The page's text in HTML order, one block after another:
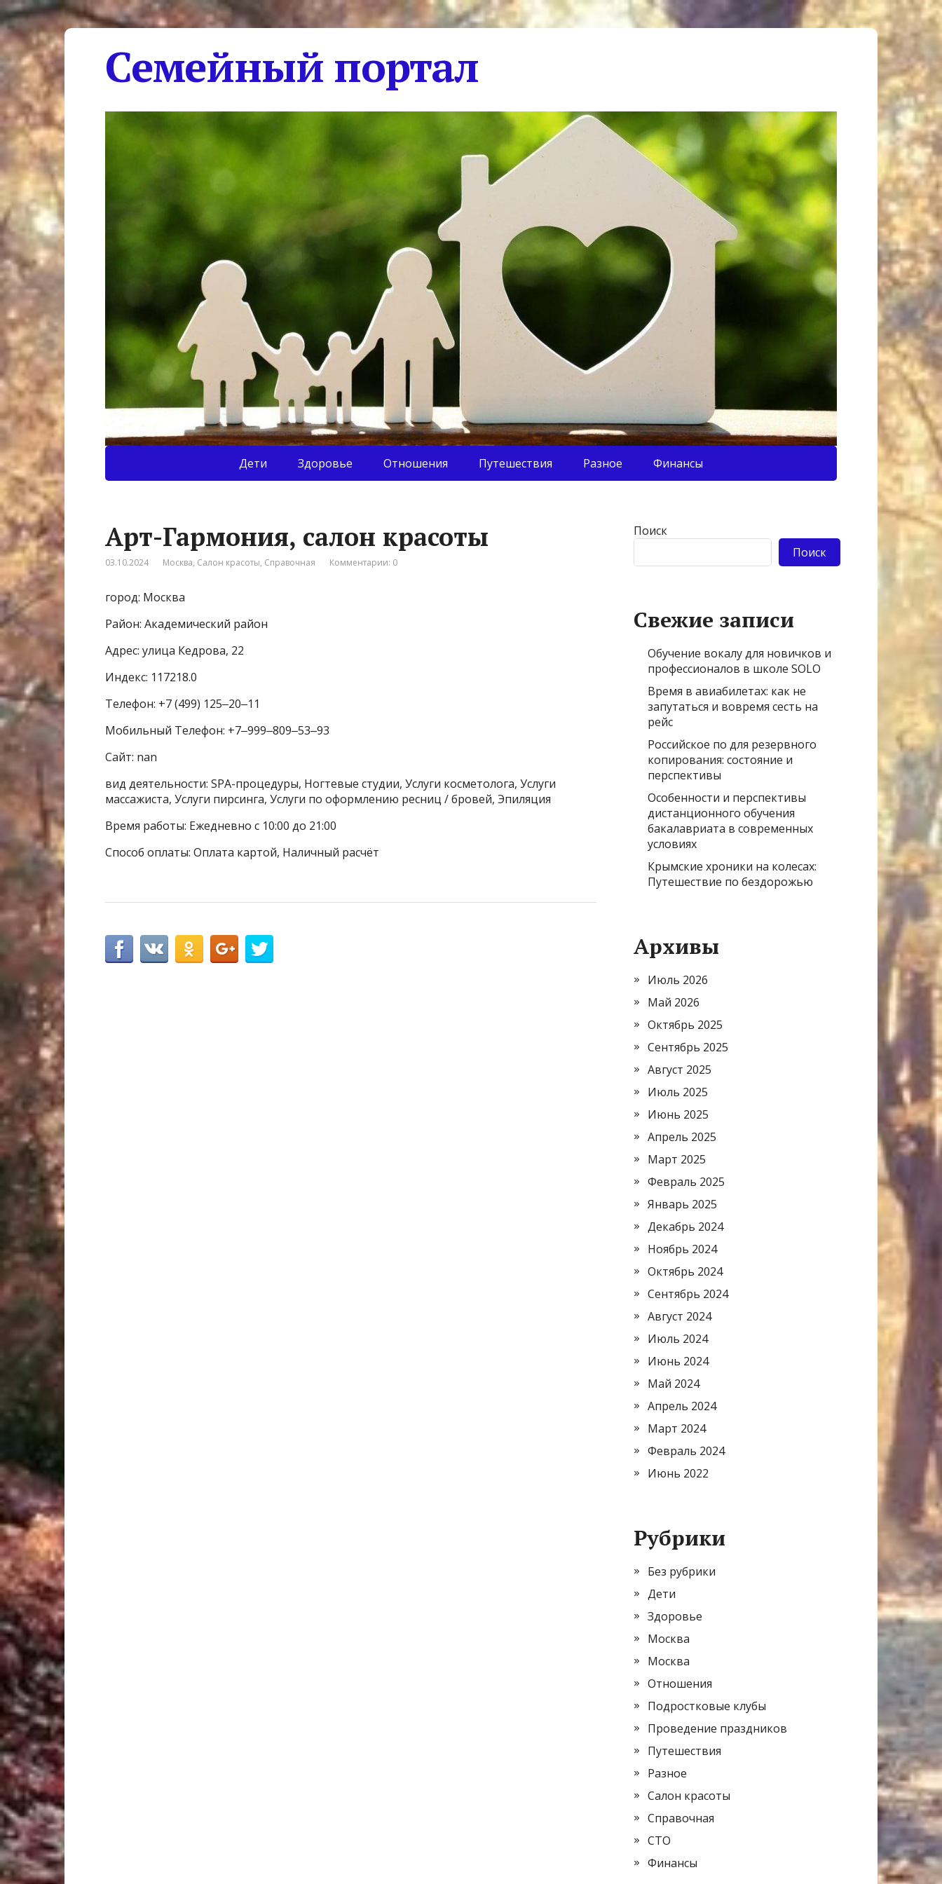
Семейный портал
Дети Здоровье Отношения Путешествия Разное Финансы
Арт-Гармония, салон красоты
03.10.2024 Москва, Салон красоты, Справочная Комментарии: 0
город: Москва
Район: Академический район
Адрес: улица Кедрова, 22
Индекс: 117218.0
Телефон: +7 (499) 125‒20‒11
Мобильный Телефон: +7‒999‒809‒53‒93
Сайт: nan
вид деятельности: SPA-процедуры, Ногтевые студии, Услуги косметолога, Услуги
массажиста, Услуги пирсинга, Услуги по оформлению ресниц / бровей, Эпиляция
Время работы: Ежедневно с 10:00 до 21:00
Способ оплаты: Оплата картой, Наличный расчёт
Поиск
Поиск
Свежие записи
Обучение вокалу для новичков и
профессионалов в школе SOLO
Время в авиабилетах: как не
запутаться и вовремя сесть на
рейс
Российское по для резервного
копирования: состояние и
перспективы
Особенности и перспективы
дистанционного обучения
бакалавриата в современных
условиях
Крымские хроники на колесах:
Путешествие по бездорожью
Архивы
Июль 2026
Май 2026
Октябрь 2025
Сентябрь 2025
Август 2025
Июль 2025
Июнь 2025
Апрель 2025
Март 2025
Февраль 2025
Январь 2025
Декабрь 2024
Ноябрь 2024
Октябрь 2024
Сентябрь 2024
Август 2024
Июль 2024
Июнь 2024
Май 2024
Апрель 2024
Март 2024
Февраль 2024
Июнь 2022
Рубрики
Без рубрики
Дети
Здоровье
Москва
Москва
Отношения
Подростковые клубы
Проведение праздников
Путешествия
Разное
Салон красоты
Справочная
СТО
Финансы